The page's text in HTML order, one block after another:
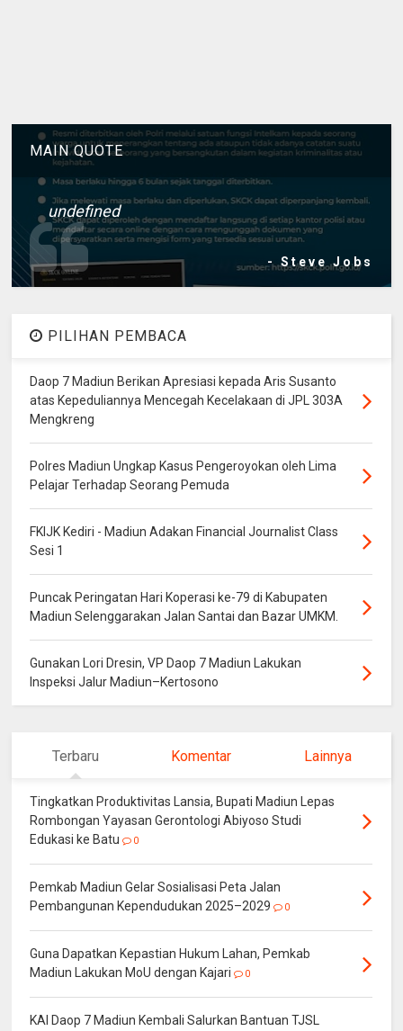
MAIN QUOTE
undefined
- Steve Jobs
PILIHAN PEMBACA
Daop 7 Madiun Berikan Apresiasi kepada Aris Susanto
atas Kepeduliannya Mencegah Kecelakaan di JPL 303A
Mengkreng
Polres Madiun Ungkap Kasus Pengeroyokan oleh Lima
Pelajar Terhadap Seorang Pemuda
FKIJK Kediri - Madiun Adakan Financial Journalist Class
Sesi 1
Puncak Peringatan Hari Koperasi ke-79 di Kabupaten
Madiun Selenggarakan Jalan Santai dan Bazar UMKM.
Gunakan Lori Dresin, VP Daop 7 Madiun Lakukan
Inspeksi Jalur Madiun–Kertosono
Terbaru Komentar Lainnya
Tingkatkan Produktivitas Lansia, Bupati Madiun Lepas
Rombongan Yayasan Gerontologi Abiyoso Studi
Edukasi ke Batu
0
Pemkab Madiun Gelar Sosialisasi Peta Jalan
Pembangunan Kependudukan 2025–2029
0
Guna Dapatkan Kepastian Hukum Lahan, Pemkab
Madiun Lakukan MoU dengan Kajari
0
KAI Daop 7 Madiun Kembali Salurkan Bantuan TJSL